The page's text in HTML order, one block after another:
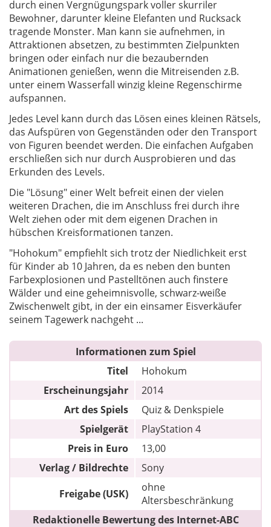
durch einen Vergnügungspark voller skurriler
Bewohner, darunter kleine Elefanten und Rucksack
tragende Monster. Man kann sie aufnehmen, in
Attraktionen absetzen, zu bestimmten Zielpunkten
bringen oder einfach nur die bezaubernden
Animationen genießen, wenn die Mitreisenden z.B.
unter einem Wasserfall winzig kleine Regenschirme
aufspannen.
Jedes Level kann durch das Lösen eines kleinen Rätsels,
das Aufspüren von Gegenständen oder den Transport
von Figuren beendet werden. Die einfachen Aufgaben
erschließen sich nur durch Ausprobieren und das
Erkunden des Levels.
Die "Lösung" einer Welt befreit einen der vielen
weiteren Drachen, die im Anschluss frei durch ihre
Welt ziehen oder mit dem eigenen Drachen in
hübschen Kreisformationen tanzen.
"Hohokum" empfiehlt sich trotz der Niedlichkeit erst
für Kinder ab 10 Jahren, da es neben den bunten
Farbexplosionen und Pastelltönen auch finstere
Wälder und eine geheimnisvolle, schwarz-weiße
Zwischenwelt gibt, in der ein einsamer Eisverkäufer
seinem Tagewerk nachgeht ...
Informationen zum Spiel
Titel
Hohokum
Erscheinungsjahr
2014
Art des Spiels
Quiz & Denkspiele
Spielgerät
PlayStation 4
Preis in Euro
13,00
Verlag / Bildrechte
Sony
Freigabe (USK)
ohne
Altersbeschränkung
Redaktionelle Bewertung des Internet-ABC